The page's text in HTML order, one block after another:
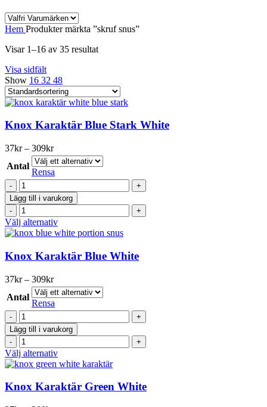
Hem Produkter märkta ”skruf snus”
Visar 1–16 av 35 resultat
Visa sidfält
Show 16 32 48
Knox Karaktär Blue Stark White
37kr – 309krPrisintervall:
37kr
till
309kr
Antal
Rensa
Knox
Karaktär
Blue
Stark
White
mängd
Lägg till i varukorg
Knox
Karaktär
Blue
White
mängd
Välj alternativDen
här
har
flera
De
olika
väljas
på
produktsidan
Knox Karaktär Blue White
37kr – 309krPrisintervall:
37kr
till
309kr
Antal
Rensa
Knox
Karaktär
Blue
White
mängd
Lägg till i varukorg
Knox
Karaktär
Blue
White
mängd
Välj alternativDen
här
har
Knox Karaktär Green White